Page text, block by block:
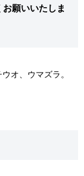
願いいたしま
オ、ウマズラ。